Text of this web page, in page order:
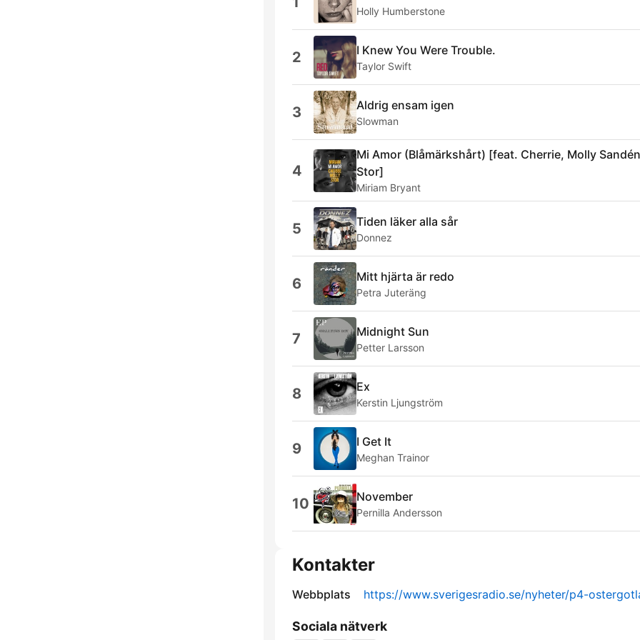
Holly Humberstone
2 I Knew You Were Trouble.
Taylor Swift
3 Aldrig ensam igen
Slowman
4
Mi Amor (Blåmärkshårt) [feat. Cherrie, Molly
Stor]
Miriam Bryant
5 Tiden läker alla sår
Donnez
6 Mitt hjärta är redo
Petra Juteräng
7 Midnight Sun
Petter Larsson
8 Ex
Kerstin Ljungström
9 I Get It
Meghan Trainor
10 November
Pernilla Andersson
Kontakter
Webbplats https://www.sverigesradio.se/nyheter/p4-
Sociala nätverk